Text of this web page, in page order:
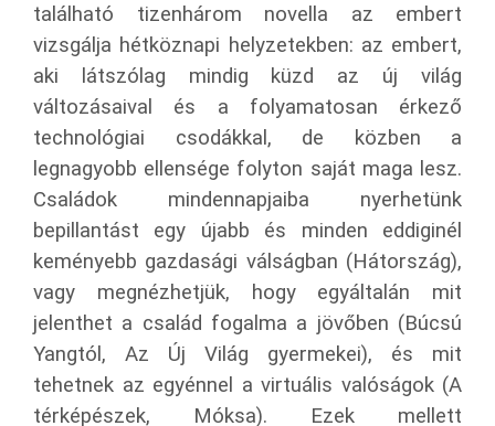
található tizenhárom novella az embert
vizsgálja hétköznapi helyzetekben: az embert,
aki látszólag mindig küzd az új világ
változásaival és a folyamatosan érkező
technológiai csodákkal, de közben a
legnagyobb ellensége folyton saját maga lesz.
Családok mindennapjaiba nyerhetünk
bepillantást egy újabb és minden eddiginél
keményebb gazdasági válságban (Hátország),
vagy megnézhetjük, hogy egyáltalán mit
jelenthet a család fogalma a jövőben (Búcsú
Yangtól, Az Új Világ gyermekei), és mit
tehetnek az egyénnel a virtuális valóságok (A
térképészek, Móksa). Ezek mellett